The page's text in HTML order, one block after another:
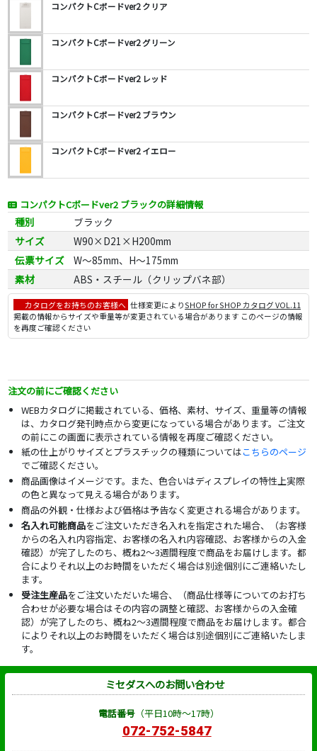
コンパクトCボードver2 クリア
コンパクトCボードver2 グリーン
コンパクトCボードver2 レッド
コンパクトCボードver2 ブラウン
コンパクトCボードver2 イエロー
コンパクトCボードver2 ブラックの詳細情報
種別
ブラック
サイズ
W90×D21×H200mm
伝票サイズ
W～85mm、H～175mm
素材
ABS・スチール（クリップバネ部）
カタログをお持ちのお客様へ 仕様変更によりSHOP for SHOP カタログ VOL.11
掲載の情報からサイズや重量等が変更されている場合があります このページの情報
を再度ご確認ください
注文の前にご確認ください
WEBカタログに掲載されている、価格、素材、サイズ、重量等の情報
は、カタログ発刊時点から変更になっている場合があります。ご注文
の前にこの画面に表示されている情報を再度ご確認ください。
紙の仕上がりサイズとプラスチックの種類についてはこちらのページ
でご確認ください。
商品画像はイメージです。また、色合いはディスプレイの特性上実際
の色と異なって見える場合があります。
商品の外観・仕様および価格は予告なく変更される場合があります。
名入れ可能商品をご注文いただき名入れを指定された場合、（お客様
からの名入れ内容指定、お客様の名入れ内容確認、お客様からの入金
確認）が完了したのち、概ね2～3週間程度で商品をお届けします。都
合によりそれ以上のお時間をいただく場合は別途個別にご連絡いたし
ます。
受注生産品をご注文いただいた場合、（商品仕様等についてのお打ち
合わせが必要な場合はその内容の調整と確認、お客様からの入金確
認）が完了したのち、概ね2～3週間程度で商品をお届けします。都合
によりそれ以上のお時間をいただく場合は別途個別にご連絡いたしま
す。
ミセダスへのお問い合わせ
電話番号（平日10時～17時）
072-752-5847